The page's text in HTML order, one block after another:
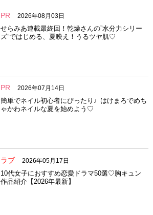
PR 2026年08月03日
せらみあ連載最終回！乾燥さんの”水分力シリー
ズ”ではじめる、夏映え！うるツヤ肌♡
PR 2026年07月14日
簡単でネイル初心者にぴったり♩はけまろでめち
ゃかわネイルな夏を始めよう♡
ラブ 2026年05月17日
10代女子におすすめ恋愛ドラマ50選♡胸キュン
作品紹介【2026年最新】